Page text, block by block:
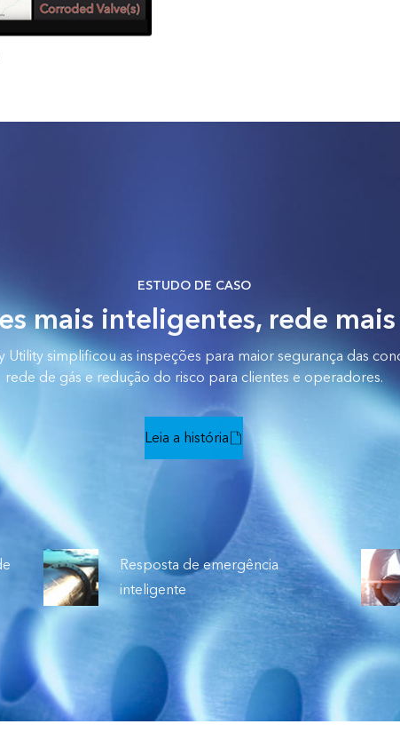
ESTUDO DE CASO
mais inteligentes, rede
Utility simplificou as inspeções para maior segurança das
rede de gás e redução do risco para clientes e operadores.
Leia a história
Resposta de emergência
inteligente